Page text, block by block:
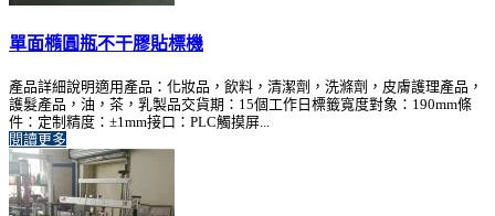
單面橢圓瓶不干膠貼標機
產品詳細說明適用產品：化妝品，飲料，清潔劑，洗滌劑，皮膚護理產品，
護髮產品，油，茶，乳製品交貨期：15個工作日標籤寬度對象：190mm條
件：定制精度：±1mm接口：PLC觸摸屏...
閱讀更多